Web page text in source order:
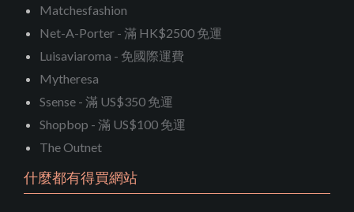
Matchesfashion
Net-A-Porter - 滿 HK$2500 免運
Luisaviaroma - 免國際運費
Mytheresa
Ssense - 滿 US$350 免運
Shopbop - 滿 US$100 免運
The Outnet
什麼都有得買網站